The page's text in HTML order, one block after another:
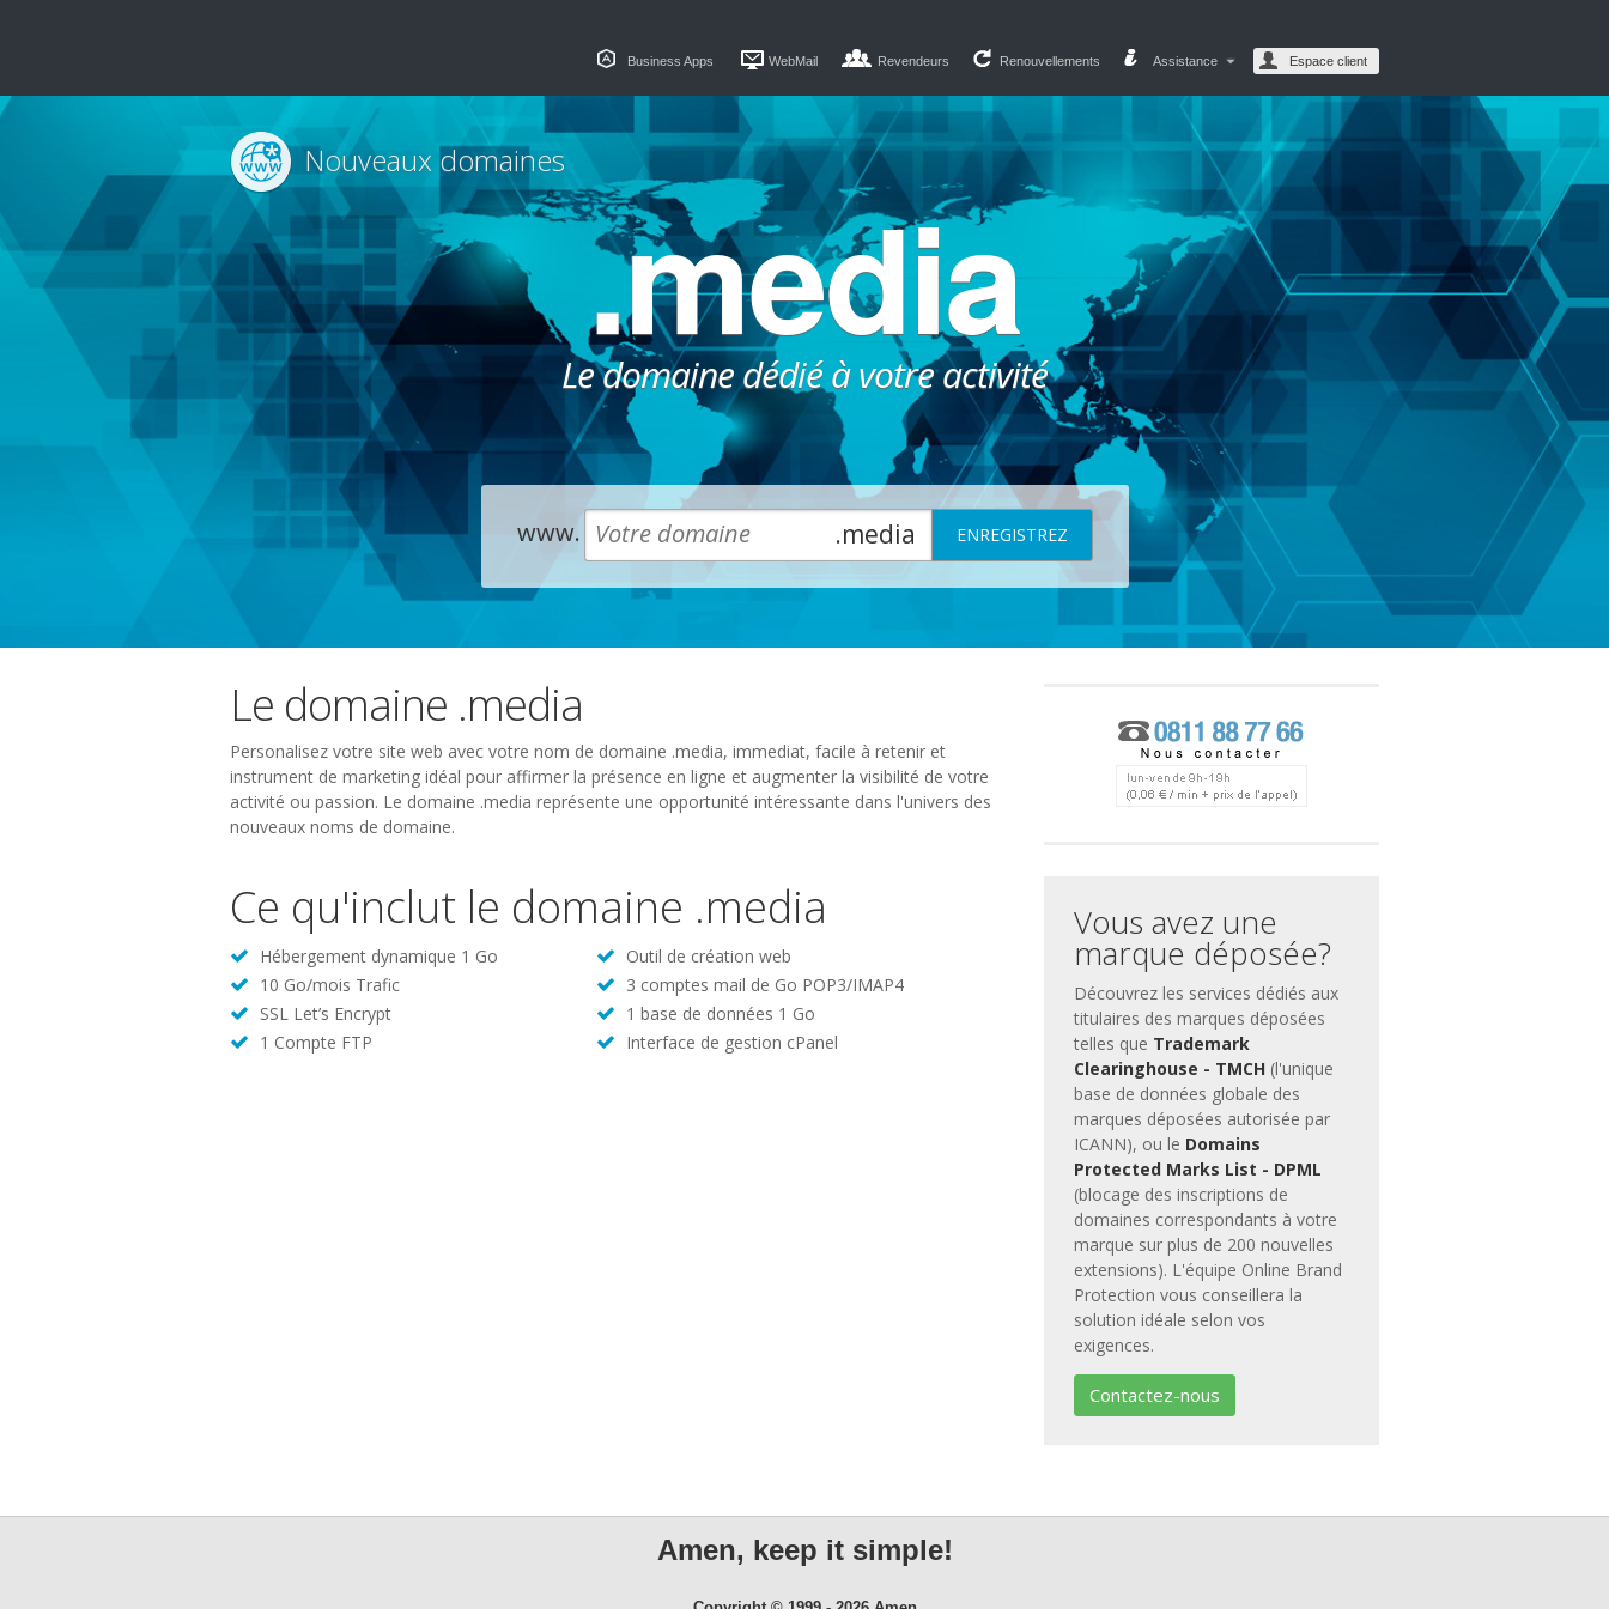
Business Apps WebMail Revendeurs Renouvellements Assistance Espace client
.media
Le domaine dédié à votre activité
Nouveaux domaines
www. .media
Le domaine .media
Personalisez votre site web avec votre nom de domaine .media, immediat, facile à retenir et
instrument de marketing idéal pour affirmer la présence en ligne et augmenter la visibilité de votre
activité ou passion. Le domaine .media représente une opportunité intéressante dans l'univers des
nouveaux noms de domaine.
Ce qu'inclut le domaine .media
Hébergement dynamique 1 Go
Outil de création web
10 Go/mois Trafic
3 comptes mail de Go POP3/IMAP4
SSL Let’s Encrypt
1 base de données 1 Go
1 Compte FTP
Interface de gestion cPanel
Vous avez une
marque déposée?
Découvrez les services dédiés aux
titulaires des marques déposées
telles que Trademark
Clearinghouse - TMCH (l'unique
base de données globale des
marques déposées autorisée par
ICANN), ou le Domains
Protected Marks List - DPML
(blocage des inscriptions de
domaines correspondants à votre
marque sur plus de 200 nouvelles
extensions). L'équipe Online Brand
Protection vous conseillera la
solution idéale selon vos
exigences.
Contactez-nous
Amen, keep it simple!